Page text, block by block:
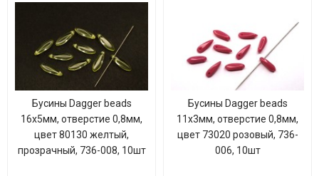
Бусины Dagger beads
16х5мм, отверстие 0,8мм,
цвет 80130 желтый,
прозрачный, 736-008, 10шт
Бусины Dagger beads
11х3мм, отверстие 0,8мм,
цвет 73020 розовый, 736-
006, 10шт